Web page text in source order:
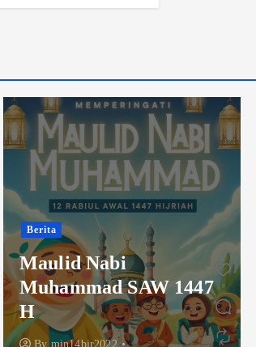
Berita
Selamat Berjuang
Delegasi MIN 14 Banjar
– OMI 2025 Bidang
Matematika & IPAS
Bymin14bjr2022